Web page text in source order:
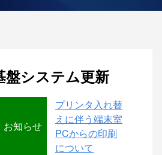
盤システム更新
お知らせ
プリンタ入れ替
えに伴う端末室
PCからの印刷
について